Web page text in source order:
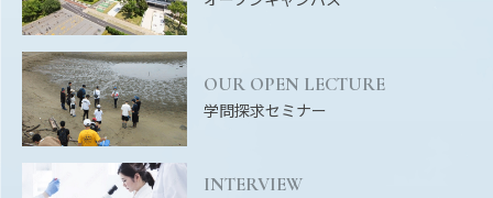
OUR OPEN LECTURE
学問探求セミナー
INTERVIEW